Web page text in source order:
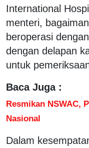
International
menteri,
beroperasi
dengan delapan
untuk
Baca Juga :
Resmikan NSWAC,
Nasional
Dalam